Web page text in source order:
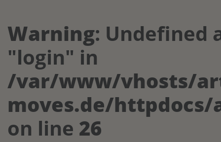
Warning: Undefined
"login" in
/var/www/vhosts/
moves.de/
on line 26